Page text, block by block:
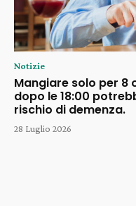
Notizie
Mangiare solo per 8
dopo le 18:00
rischio di demenza.
28 Luglio 2026